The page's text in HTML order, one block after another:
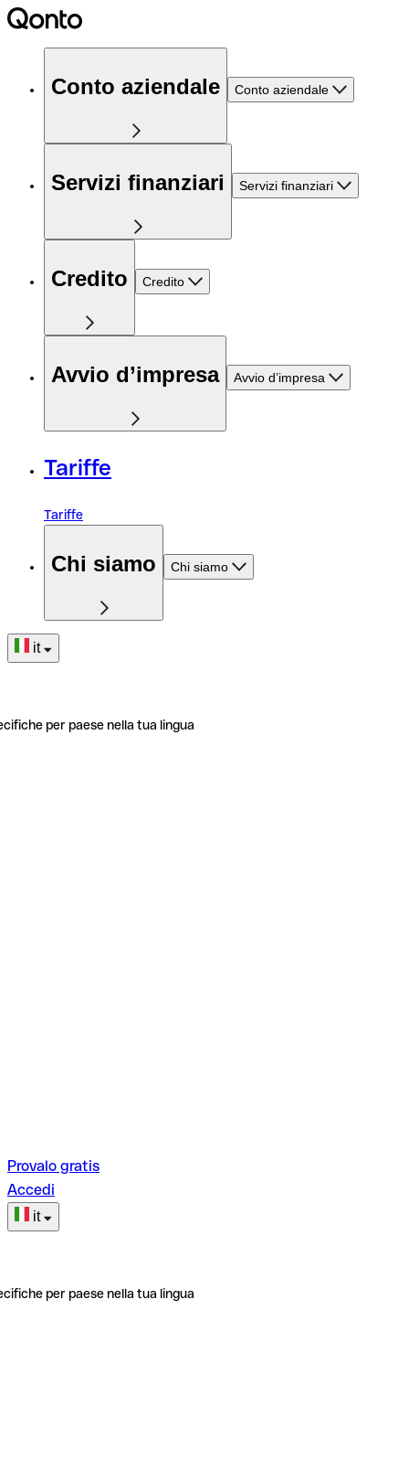
Conto aziendale Conto aziendale
Servizi finanziari Servizi finanziari
Credito Credito
Avvio d’impresa Avvio d’impresa
Tariffe
Tariffe
Chi siamo Chi siamo
it
per paese nella tua lingua
Provalo gratis
Accedi
it
per paese nella tua lingua